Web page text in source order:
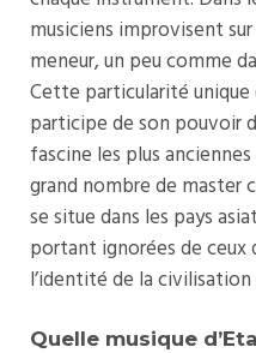
musiciens improvisent
meneur, un peu comme
Cette particularité unique
participe de son pouvoir
fascine les plus
grand nombre de master
se situe dans les pays
portant ignorées de ceux
l’identité de la
Quelle musique